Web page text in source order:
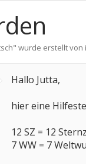
" wurde erstellt von
Hallo Jutta,
hier eine
12 SZ = 12
7 WW = 7